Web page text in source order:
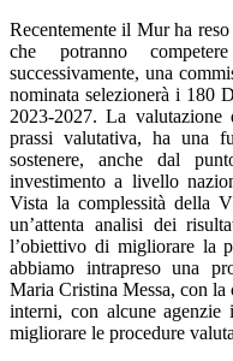
Recentemente il Mur ha
che potranno
successivamente, una
nominata selezionerà i 180
2023-2027. La
prassi valutativa, ha una
sostenere, anche dal
investimento a livello
Vista la complessità della
un’attenta analisi dei
l’obiettivo di migliorare la
abbiamo intrapreso una
Maria Cristina Messa, con la
interni, con alcune
migliorare le procedure